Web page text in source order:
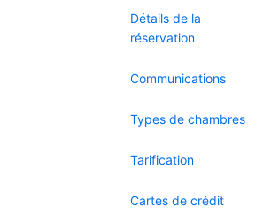
Détails de la
réservation
Communications
Types de chambres
Tarification
Cartes de crédit